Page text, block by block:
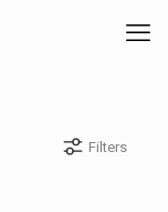
Filters